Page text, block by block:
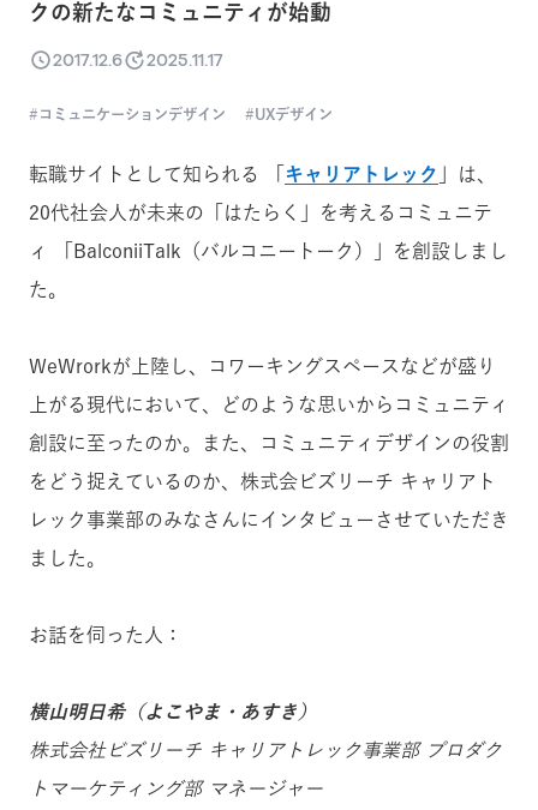
クの新たなコミュニティが始動
2017.12.6 2025.11.17
コミュニケーションデザイン UXデザイン
転職サイトとして知られる 「 キャリアトレック
」は、
20代社会人が未来の「はたらく」を考えるコミュニテ
ィ 「BalconiiTalk（バルコニートーク）」を創設しまし
た。
WeWrorkが上陸し、コワーキングスペースなどが盛り
上がる現代において、どのような思いからコミュニティ
創設に至ったのか。また、コミュニティデザインの役割
をどう捉えているのか、株式会ビズリーチ キャリアト
レック事業部のみなさんにインタビューさせていただき
ました。
お話を伺った人：
横山明日希（よこやま・あすき）
株式会社ビズリーチ キャリアトレック事業部 プロダク
トマーケティング部 マネージャー